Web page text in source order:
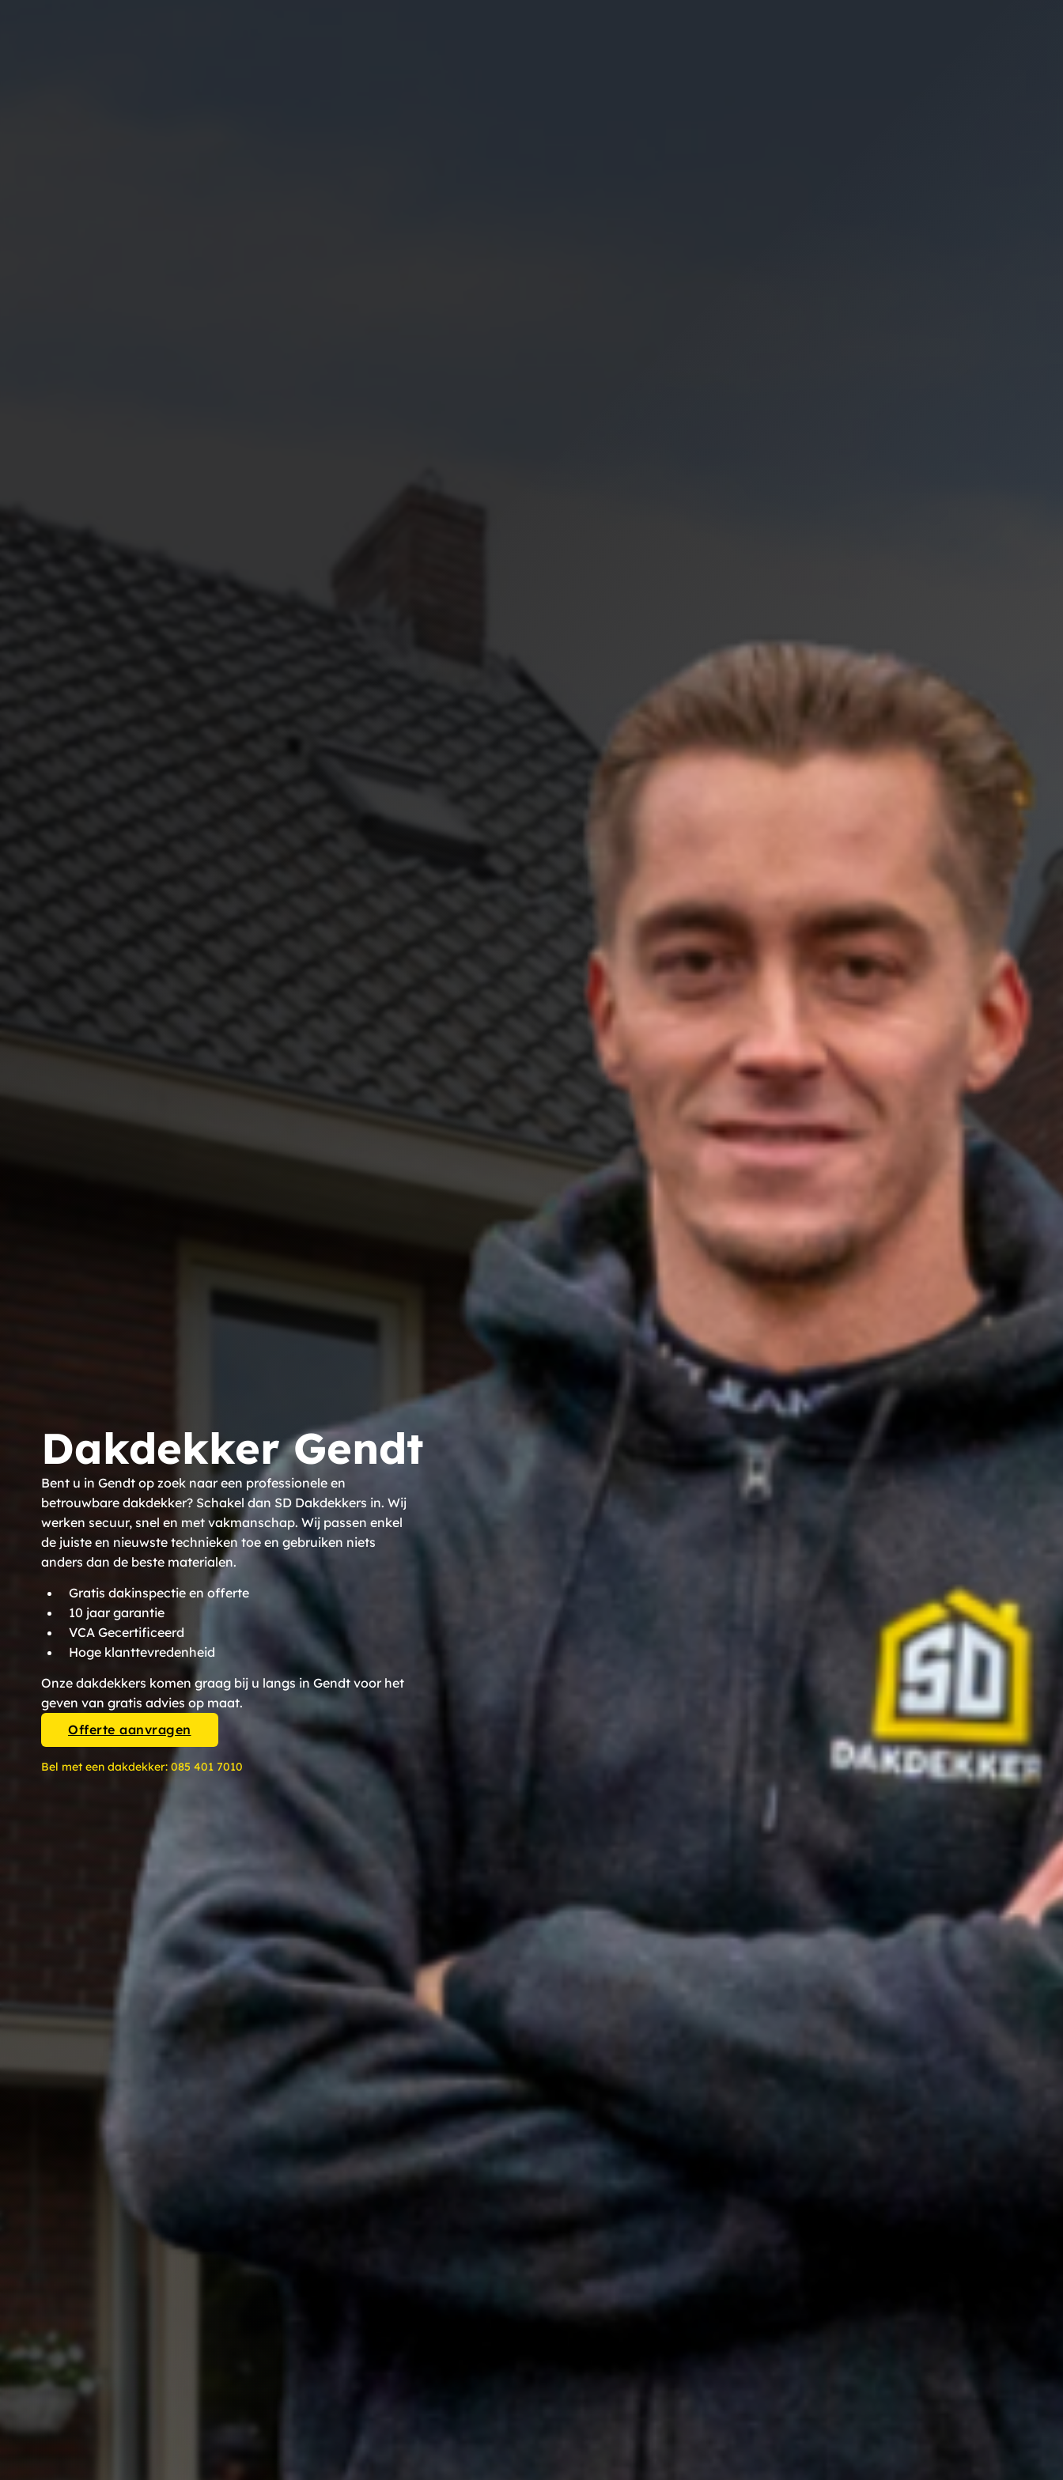
Dakdekker Gendt
Bent u in Gendt op zoek naar een professionele en
betrouwbare dakdekker? Schakel dan SD Dakdekkers in. Wij
werken secuur, snel en met vakmanschap. Wij passen enkel
de juiste en nieuwste technieken toe en gebruiken niets
anders dan de beste materialen.
Gratis dakinspectie en offerte
10 jaar garantie
VCA Gecertificeerd
Hoge klanttevredenheid
Onze dakdekkers komen graag bij u langs in Gendt voor het
geven van gratis advies op maat.
Offerte aanvragen
Bel met een dakdekker: 085 401 7010